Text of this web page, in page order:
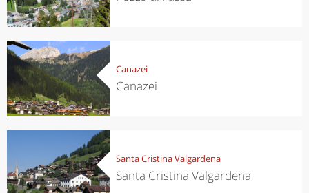
Canazei
Canazei
Santa Cristina Valgardena
Santa Cristina Valgardena